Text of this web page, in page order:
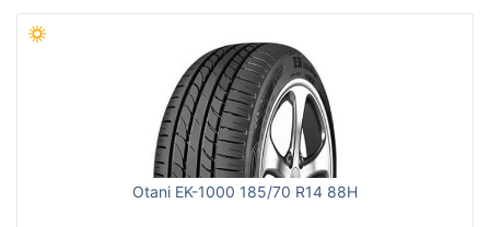
Otani EK-1000 185/70 R14 88H